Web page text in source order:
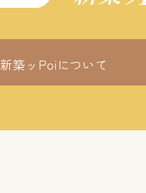
新築ッPoiについて